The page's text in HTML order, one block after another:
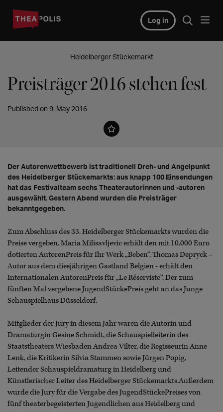
Log in
Heidelberger Stückemarkt
Preisträger 2016 stehen fest
Published on 9. May 2016
Der Autorenwettbewerb ist traditionell Dreh- und Angelpunkt
des Heidelberger Stückemarkts: aus knapp 100 Einsendungen
hat das Festivalteam sechs Theaterautorinnen und -autoren
ausgewählt. Gestern Abend wurden die Preisträger
bekanntgegeben.
Zum Abschluss des 33. Heidelberger Stückemarkts wurden die
Preise vergeben. Maria Milisavljevic erhält den mit 10.000 Euro
dotierten AutorenPreis für Ihr Werk „Beben“. Thomas Depryck –
Autor aus dem diesjährigen Gastland Belgien - erhält den
Internationalen AutorenPreis für „Le Réserviste“. Der zum
fünften Mal vergebene JugendStückePreis geht an das Junge
Schauspielhaus Düsseldorf.
Mitglieder der Jury in diesem Jahr waren die Autorin und
Dramaturgin Gesine Schmidt, die Schauspielleiterin des
Staatstheaters Wiesbaden Andrea Vilter, die Regisseurin Anne
Lenk, die Kritikerin Silvia Stammen sowie Jürgen Popig,
Leitender Schauspieldramaturg in Heidelberg und
Künstlerischer Leiter des Heidelberger Stückemarkts.Außerdem
wurde die Jury für die Vergabe des JugendStückePreises von
fünf theaterbegeisterten Jugendlichen aus Heidelberg und